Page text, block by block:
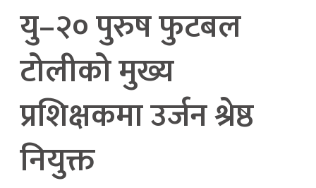
यु–२० पुरुष फुटबल
टोलीको मुख्य
प्रशिक्षकमा उर्जन श्रेष्ठ
नियुक्त